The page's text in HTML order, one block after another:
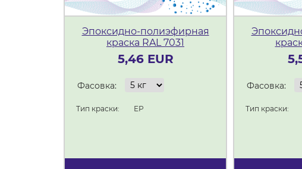
Эпоксидно-полиэфирная
краска RAL 7031
5,46 EUR
Фасовка:
Тип краски: ЕР
Фасовка:
Тип краски: